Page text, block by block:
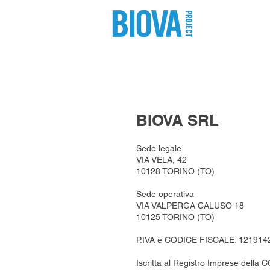
BIOVA SRL
Sede legale
VIA VELA, 42
10128 TORINO (TO)
Sede operativa
VIA VALPERGA CALUSO 18
10125 TORINO (TO)
P.IVA e CODICE FISCALE:
Iscritta al Registro Imprese della